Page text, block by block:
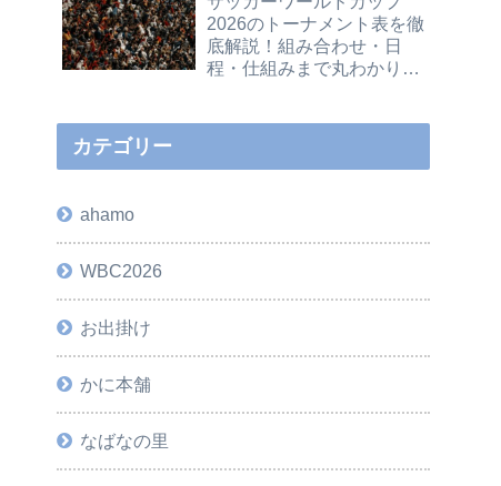
2026のトーナメント表を徹
底解説！組み合わせ・日
程・仕組みまで丸わかりガ
カテゴリー
ahamo
WBC2026
お出掛け
かに本舗
なばなの里